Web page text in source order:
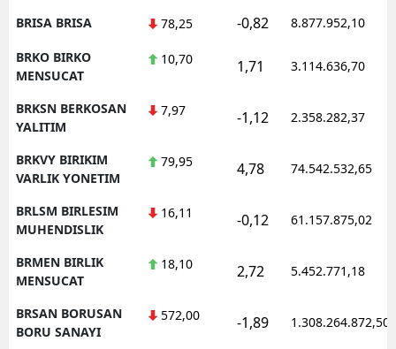
BRISA BRISA 78,25 -0,82 8.877.952,10
BRKO BIRKO
MENSUCAT
10,70 1,71 3.114.636,70
BRKSN BERKOSAN
YALITIM
7,97 -1,12 2.358.282,37
BRKVY BIRIKIM
VARLIK YONETIM
79,95 4,78 74.542.532,65
BRLSM BIRLESIM
MUHENDISLIK
16,11 -0,12 61.157.875,02
BRMEN BIRLIK
MENSUCAT
18,10 2,72 5.452.771,18
BRSAN BORUSAN
BORU SANAYI
572,00 -1,89 1.308.264.872,50